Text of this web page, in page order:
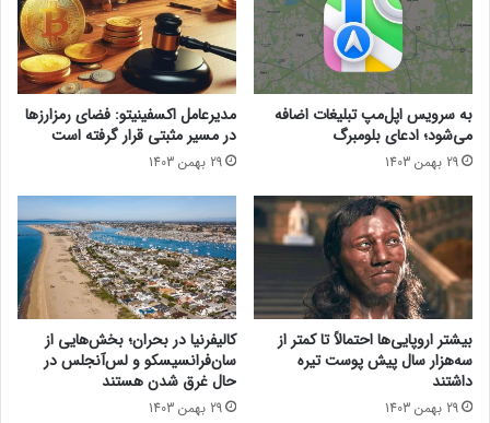
باشیم.
حتما بخوانید :
عواقب یک تصمیم اشتباه؛ دیزنی پلاس ۷۰۰ هزار
نفر از کاربرانش را از دست داد
ی‌
س
ا
ز
د
؛
ر
و
ن
م
ی
ی
ر
آ
ی
ی
ن
ت
ل
د
ک
ن
ن
د
ه
ج
ا
ن
ی
به سرویس اپل‌مپ تبلیغات اضافه
می‌شود؛ ادعای بلومبرگ
29 بهمن 1403
مدیرعامل اکسفینیتو:‌ فضای رمزارزها
در مسیر مثبتی قرار گرفته است
29 بهمن 1403
بیشتر اروپایی‌ها احتمالاً تا کمتر از
سه‌هزار سال پیش پوست تیره
داشتند
29 بهمن 1403
کالیفرنیا در بحران؛ بخش‌هایی از
سان‌فرانسیسکو و لس‌آنجلس در
حال غرق شدن هستند
29 بهمن 1403